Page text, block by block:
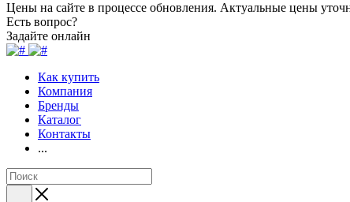
Цены на сайте в процессе обновления. Актуальные цены
Есть вопрос?
Задайте онлайн
Как купить
Компания
Бренды
Каталог
Контакты
...